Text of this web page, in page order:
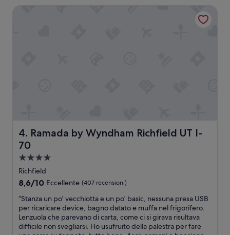
e
v
i
c
e
w
a
e
x
c
82 €
4. Ramada by Wyndham Richfield UT I-
70
Ramada by Wyndham Richfield UT I-70
Struttura
a
4.0
Richfield
8.6
10,
Eccellente,
(407
recensioni)
8,6/10 Eccellente (407 recensioni)
“
S
t
a
“Stanza un po' vecchiotta e un po' basic, nessuna presa USB
per ricaricare device, bagno datato e muffa nel frigorifero.
Lenzuola che parevano di carta, come ci si girava risultava
difficile non svegliarsi. Ho usufruito della palestra per fare